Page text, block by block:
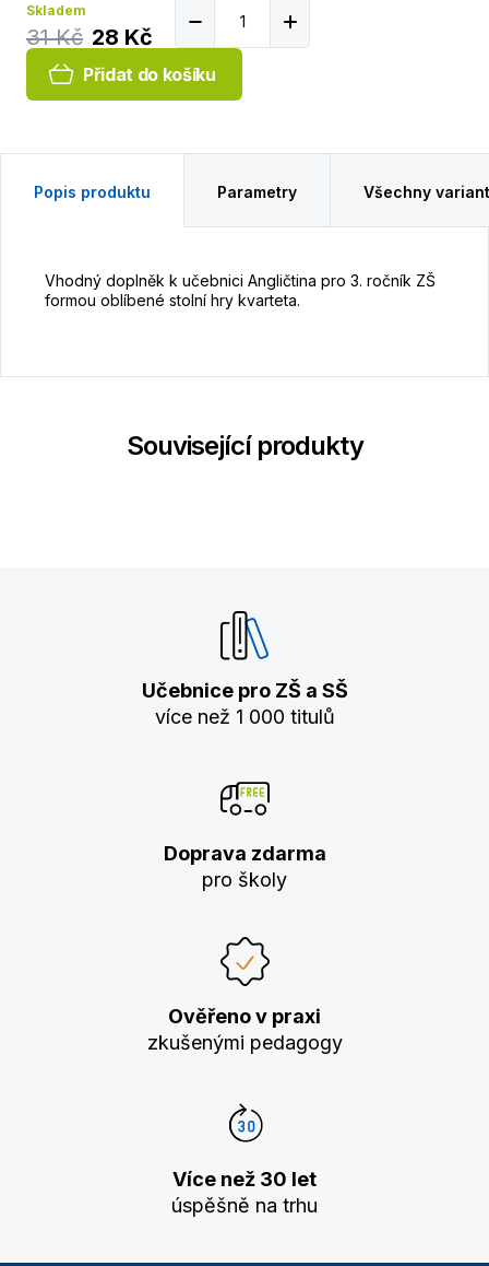
Skladem
31 Kč 28 Kč
Přidat do košíku
Popis produktu Parametry Všechny
Vhodný doplněk k učebnici Angličtina pro 3. ročník ZŠ
formou oblíbené stolní hry kvarteta.
Související produkty
Učebnice pro ZŠ a SŠ
více než 1 000 titulů
Doprava zdarma
pro školy
Ověřeno v praxi
zkušenými pedagogy
Více než 30 let
úspěšně na trhu